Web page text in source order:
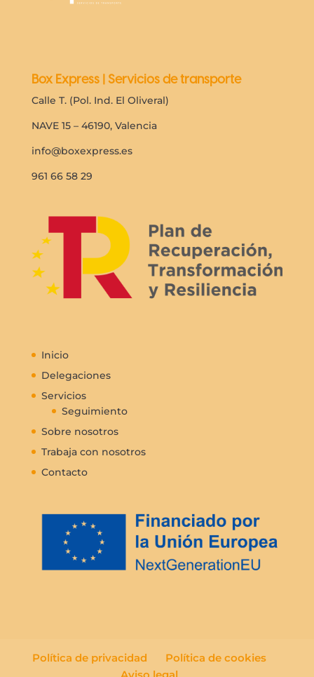
Box Express | Servicios de transporte
Calle T. (Pol. Ind. El Oliveral)
NAVE 15 – 46190, Valencia
info@boxexpress.es
961 66 58 29
Inicio
Delegaciones
Servicios
Seguimiento
Sobre nosotros
Trabaja con nosotros
Contacto
Política de privacidad
Política de cookies